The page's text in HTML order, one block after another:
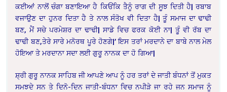
ਕਈਆਂ ਨਾਲੋਂ ਚੰਗਾ ਬਣਾਇਆ ਹੈ ਕਿਓਂਕਿ ਤੈਨੂੰ ਰਾਗ ਦੀ ਸੂਝ ਦਿਤੀ ਹੈ| ਰਬਾਬ
ਵਜਾਉਣ ਦਾ ਹੁਨਰ ਦਿਤਾ ਹੈ ਤੇ ਨਾਲ ਸੰਤੋਖ ਵੀ ਦਿਤਾ ਹੈ| ਤੂੰ ਸਮਾਜ ਦਾ ਢਾਢੀ
ਬਣ, ਮੈਂ ਸਚੇ ਪਰਮੇਸ਼ਰ ਦਾ ਢਾਢੀ| ਸਾਡੇ ਵਿਚ ਫਰਕ ਕੋਈ ਨਾ| ਤੂੰ ਵੀ ਰੱਬ ਦਾ
ਢਾਢੀ ਬਣ,ਤੇਰੇ ਸਾਰੇ ਮਨੋਰਥ ਪੂਰੇ ਹੋਣਗੇ|’ ਇਸ ਤਰਾਂ ਮਰਦਾਨੇ ਦਾ ਬਾਬੇ ਨਾਲ ਮੇਲ
ਹੋਇਆ ਤੇ ਮਰਦਾਨਾ ਸਦਾ ਲਈ ਗੁਰੂ ਨਾਨਕ ਦਾ ਹੋ ਗਿਆ|
ਸ਼੍ਰੀ ਗੁਰੂ ਨਾਨਕ ਸਾਹਿਬ ਜੀ ਆਪਣੇ ਆਪ ਨੂੰ ਹਰ ਤਰਾਂ ਦੇ ਜਾਤੀ ਬੰਧਨਾਂ ਤੋਂ ਮੁਕਤ
ਸਮਝਦੇ ਸਨ ਤੇ ਦਿਨੋ-ਦਿਨ ਜਾਤੀ-ਬੰਧਨਾ ਵਿਚ ਨਪੀੜੇ ਜਾ ਰਹੇ ਜਨ ਸਮਾਜ ਨੂੰ